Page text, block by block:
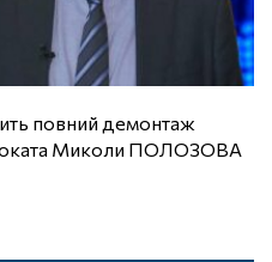
Миколи ПОЛОЗОВА